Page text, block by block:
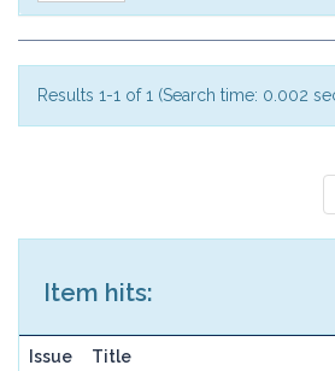
Results 1-1 of 1 (Search time: 0.002
Item hits:
Issue
Title